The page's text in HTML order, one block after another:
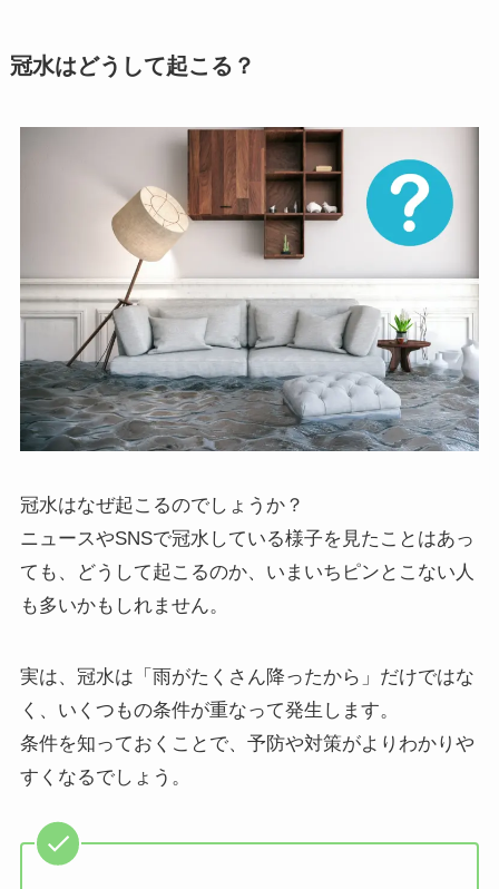
冠水はどうして起こる？
冠水はなぜ起こるのでしょうか？
ニュースやSNSで冠水している様子を見たことはあっ
ても、どうして起こるのか、いまいちピンとこない人
も多いかもしれません。
実は、冠水は「雨がたくさん降ったから」だけではな
く、いくつもの条件が重なって発生します。
条件を知っておくことで、予防や対策がよりわかりや
すくなるでしょう。